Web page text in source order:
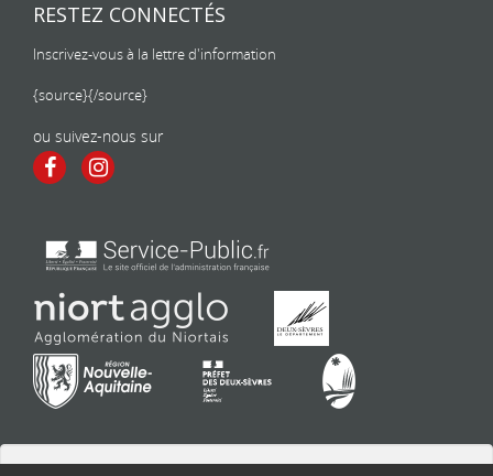
RESTEZ CONNECTÉS
Inscrivez-vous à la lettre d'information
{source}{/source}
ou suivez-nous sur